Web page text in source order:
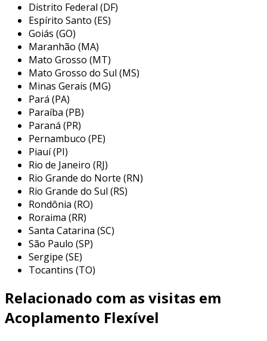
potenciais falhas. a capacidade de trabalhar em
duas direções, angulares e laterais, oferece um
desempenho superior que não só melhora a
eficiência do sistema, mas também reduz os
custos de manutenção ao longo do tempo.
principais aplicações do
acoplamento flexível 3d
os acoplamentos flexíveis 3d são versáteis e
possuem uma ampla gama de aplicações em
diferentes setores industriais. sua capacidade
de lidar com variações em desalinhamentos e
vibrações os torna indispensáveis em muitos
tipos de maquinaria. entre as principais
aplicações, podemos destacar:
indústria de manufatura:
máquinas operatrizes, os acoplamentos
flexíveis mantêm a precisão do
movimento, mesmo quando há variações
nas condições de funcionamento.
sistemas de transporte:
utilizados em
esteiras e transportadores, garantem que
Distrito Federal (DF)
Espírito Santo (ES)
Goiás (GO)
Maranhão (MA)
Mato Grosso (MT)
Mato Grosso do Sul (MS)
Minas Gerais (MG)
Pará (PA)
Paraíba (PB)
Paraná (PR)
Pernambuco (PE)
Piauí (PI)
Rio de Janeiro (RJ)
Rio Grande do Norte (RN)
Rio Grande do Sul (RS)
Rondônia (RO)
Roraima (RR)
Santa Catarina (SC)
São Paulo (SP)
Sergipe (SE)
Tocantins (TO)
Relacionado com as visitas em
Acoplamento Flexível